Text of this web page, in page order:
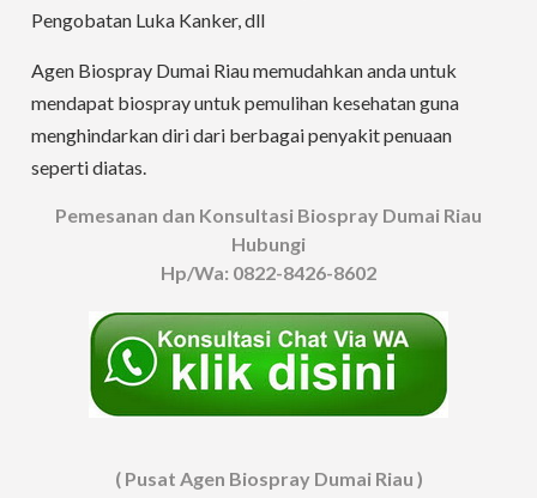
Pengobatan Luka Kanker, dll
Agen Biospray Dumai Riau memudahkan anda untuk
mendapat biospray untuk pemulihan kesehatan guna
menghindarkan diri dari berbagai penyakit penuaan
seperti diatas.
Pemesanan dan Konsultasi Biospray Dumai Riau
Hubungi
Hp/Wa: 0822-8426-8602
( Pusat Agen Biospray Dumai Riau )